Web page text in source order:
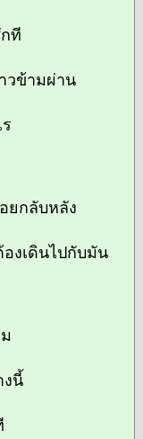
ที
วข้ามผ่าน
ยกลับหลัง
องเดินไปกับมัน
งนี้